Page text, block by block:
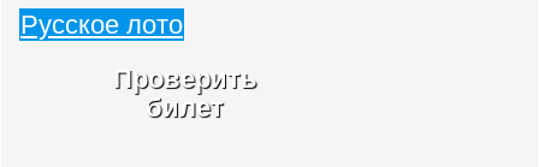
Русское лото
Проверить
билет